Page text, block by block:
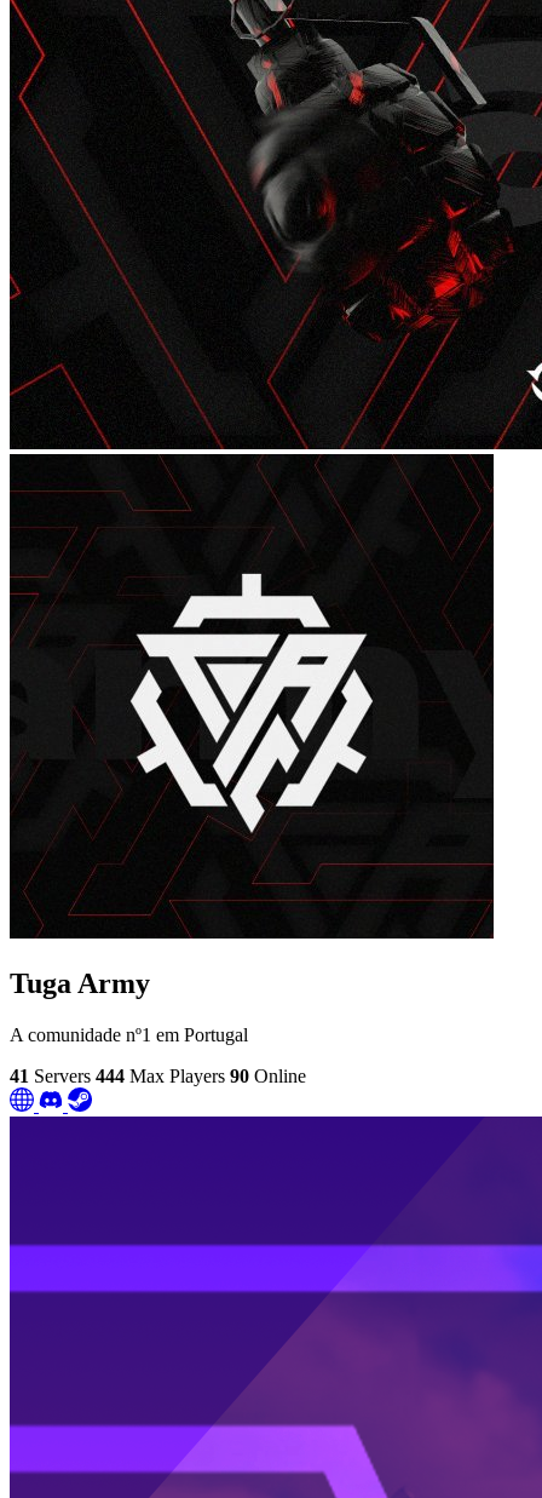
Tuga Army
A comunidade nº1 em Portugal
41 Servers 444 Max Players 90 Online